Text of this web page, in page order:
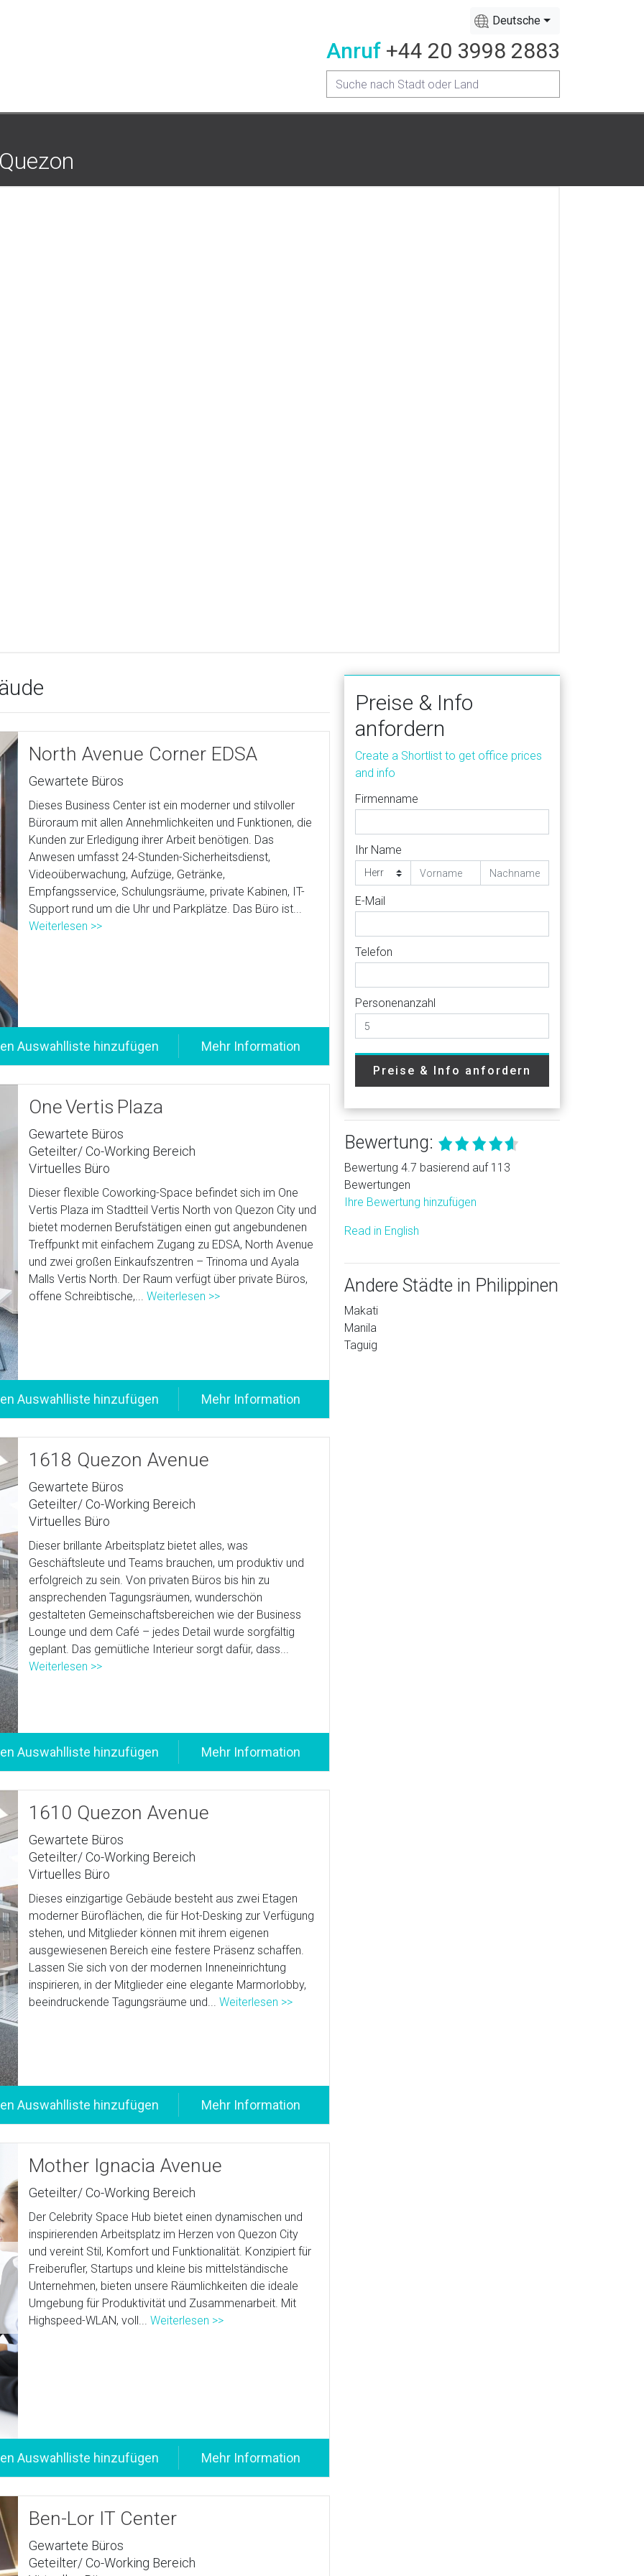
Deutsche
Anruf +44 20 3998 2883
North Avenue Corner EDSA
Gewartete Büros
Dieses Business Center ist ein moderner und stilvoller
Büroraum mit allen Annehmlichkeiten und Funktionen, die
Kunden zur Erledigung ihrer Arbeit benötigen. Das
Anwesen umfasst 24-Stunden-Sicherheitsdienst,
Videoüberwachung, Aufzüge, Getränke,
Empfangsservice, Schulungsräume, private Kabinen, IT-
Support rund um die Uhr und Parkplätze. Das Büro ist...
Weiterlesen >>
One Vertis Plaza
Gewartete Büros
Geteilter/ Co-Working Bereich
Virtuelles Büro
Dieser flexible Coworking-Space befindet sich im One
Vertis Plaza im Stadtteil Vertis North von Quezon City und
bietet modernen Berufstätigen einen gut angebundenen
Treffpunkt mit einfachem Zugang zu EDSA, North Avenue
und zwei großen Einkaufszentren – Trinoma und Ayala
Malls Vertis North. Der Raum verfügt über private Büros,
offene Schreibtische,...Weiterlesen >>
1618 Quezon Avenue
Gewartete Büros
Geteilter/ Co-Working Bereich
Virtuelles Büro
Dieser brillante Arbeitsplatz bietet alles, was
Geschäftsleute und Teams brauchen, um produktiv und
erfolgreich zu sein. Von privaten Büros bis hin zu
ansprechenden Tagungsräumen, wunderschön
gestalteten Gemeinschaftsbereichen wie der Business
Lounge und dem Café – jedes Detail wurde sorgfältig
geplant. Das gemütliche Interieur sorgt dafür, dass...
Weiterlesen >>
1610 Quezon Avenue
Gewartete Büros
Geteilter/ Co-Working Bereich
Virtuelles Büro
Dieses einzigartige Gebäude besteht aus zwei Etagen
moderner Büroflächen, die für Hot-Desking zur Verfügung
stehen, und Mitglieder können mit ihrem eigenen
ausgewiesenen Bereich eine festere Präsenz schaffen.
Lassen Sie sich von der modernen Inneneinrichtung
inspirieren, in der Mitglieder eine elegante Marmorlobby,
beeindruckende Tagungsräume und...Weiterlesen >>
Mother Ignacia Avenue
Geteilter/ Co-Working Bereich
Der Celebrity Space Hub bietet einen dynamischen und
inspirierenden Arbeitsplatz im Herzen von Quezon City
und vereint Stil, Komfort und Funktionalität. Konzipiert für
Freiberufler, Startups und kleine bis mittelständische
Unternehmen, bieten unsere Räumlichkeiten die ideale
Umgebung für Produktivität und Zusammenarbeit. Mit
Highspeed-WLAN, voll...Weiterlesen >>
Ben-Lor IT Center
Gewartete Büros
Geteilter/ Co-Working Bereich
Preise & Info
anfordern
Create a Shortlist to get office prices
and info
Firmenname
Ihr Name
E-Mail
Telefon
Personenanzahl
Preise & Info anfordern
Bewertung:
Bewertung 4.7 basierend auf 113
Bewertungen
Ihre Bewertung hinzufügen
Read in English
Andere Städte in Philippinen
Makati
Manila
Taguig